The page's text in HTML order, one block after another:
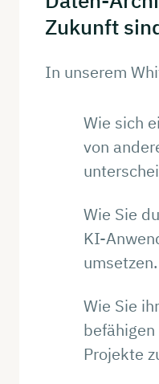
Zukunft
In unserem
Wie sich
von
Wie Sie
KI-
umsetzen.
Wie Sie
Projekte